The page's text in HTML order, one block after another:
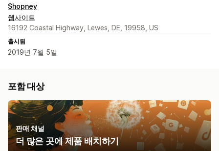
Shopney
웹사이트
16192 Coastal Highway, Lewes, DE, 19958, US
출시됨
2019년 7월 5일
포함 대상
판매 채널
더 많은 곳에 제품 배치하기